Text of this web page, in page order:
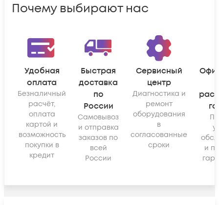
Почему выбирают нас
Удобная
оплата
Безналичный
расчёт,
оплата
картой и
возможность
покупки в
кредит
Быстрая
доставка
по
России
Самовывоз
и отправка
заказов по
всей
России
Сервисный
центр
Диагностика и
ремонт
оборудования
в
согласованные
сроки
и